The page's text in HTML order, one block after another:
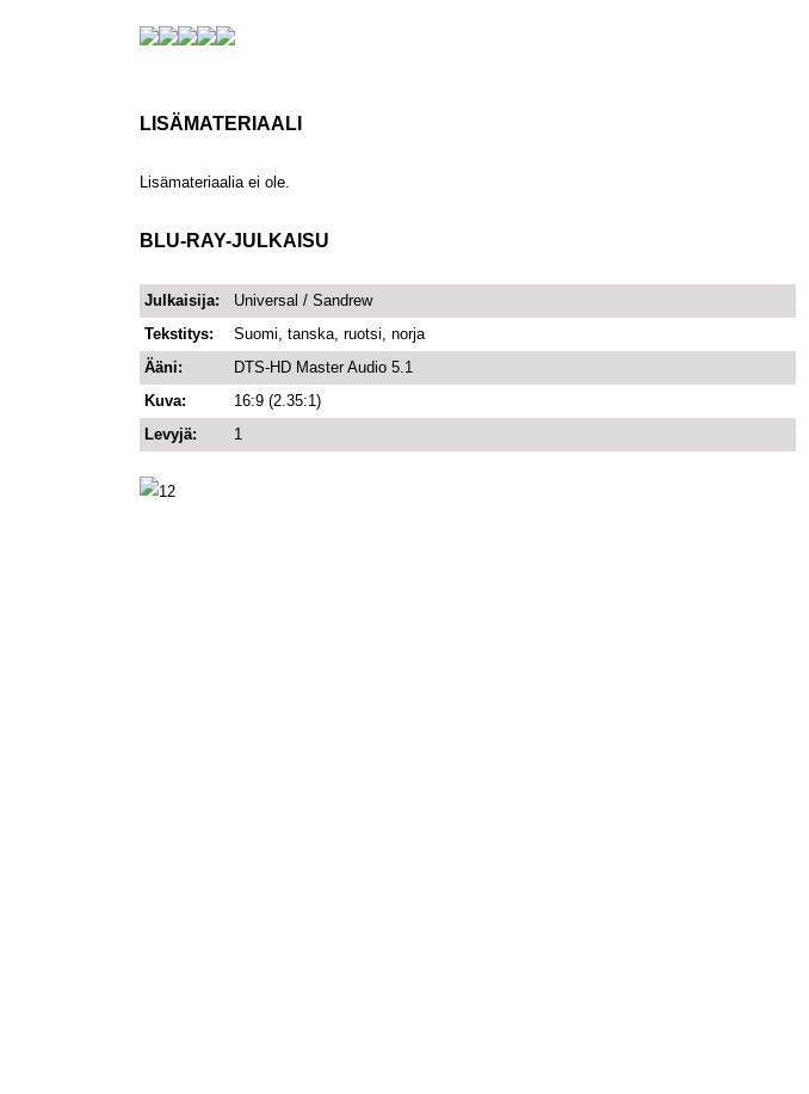
LISÄMATERIAALI
Lisämateriaalia ei ole.
BLU-RAY-JULKAISU
Julkaisija:
Universal / Sandrew
Tekstitys:
Suomi, tanska, ruotsi, norja
Ääni:
DTS-HD Master Audio 5.1
Kuva:
16:9 (2.35:1)
Levyjä:
1